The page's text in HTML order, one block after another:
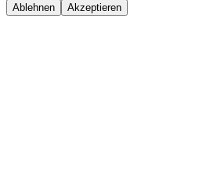
Ablehnen Akzeptieren